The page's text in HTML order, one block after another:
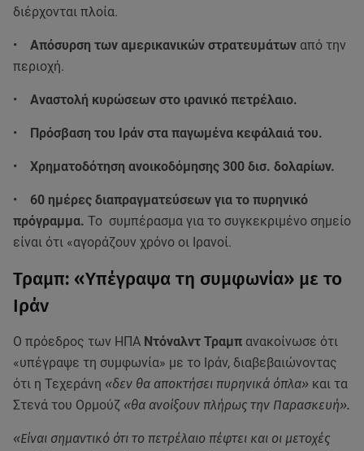
διέρχονται πλοία.
• Απόσυρση των αμερικανικών στρατευμάτων από την
περιοχή.
• Αναστολή κυρώσεων στο ιρανικό πετρέλαιο.
• Πρόσβαση του Ιράν στα παγωμένα κεφάλαιά του.
• Χρηματοδότηση ανοικοδόμησης 300 δισ. δολαρίων.
• 60 ημέρες διαπραγματεύσεων για το πυρηνικό
πρόγραμμα. Το συμπέρασμα για το συγκεκριμένο σημείο
είναι ότι «αγοράζουν χρόνο οι Ιρανοί.
Τραμπ: «Υπέγραψα τη συμφωνία» με το
Ιράν
O πρόεδρος των ΗΠΑ Ντόναλντ Τραμπ ανακοίνωσε ότι
«υπέγραψε τη συμφωνία» με το Ιράν, διαβεβαιώνοντας
ότι η Τεχεράνη «δεν θα αποκτήσει πυρηνικά όπλα» και τα
Στενά του Ορμούζ «θα ανοίξουν πλήρως την Παρασκευή».
«Είναι σημαντικό ότι το πετρέλαιο πέφτει και οι μετοχές